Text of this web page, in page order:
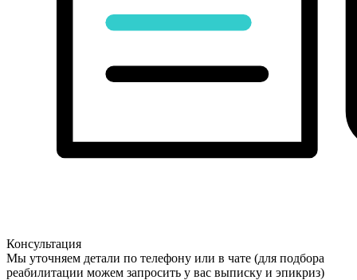
Консультация
Мы уточняем детали по телефону или в чате (для подбора
реабилитации можем запросить у вас выписку и эпикриз)